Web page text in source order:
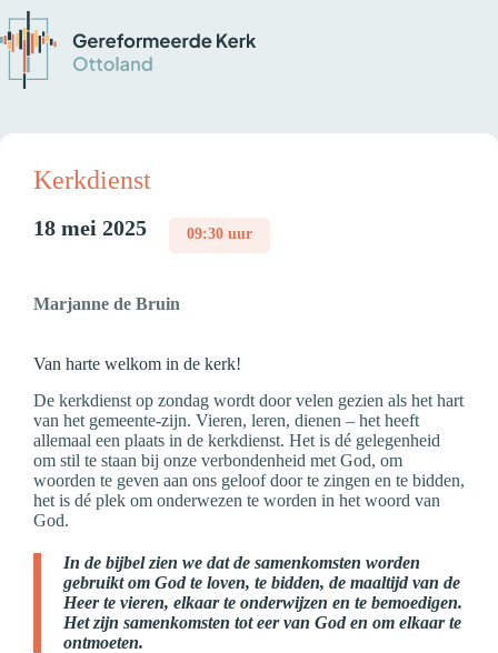
Kerkdienst
18 mei 2025 09:30 uur
Marjanne de Bruin
Van harte welkom in de kerk!
De kerkdienst op zondag wordt door velen gezien als het hart
van het gemeente-zijn. Vieren, leren, dienen – het heeft
allemaal een plaats in de kerkdienst. Het is dé gelegenheid
om stil te staan bij onze verbondenheid met God, om
woorden te geven aan ons geloof door te zingen en te bidden,
het is dé plek om onderwezen te worden in het woord van
God.
In de bijbel zien we dat de samenkomsten worden
gebruikt om God te loven, te bidden, de maaltijd van de
Heer te vieren, elkaar te onderwijzen en te bemoedigen.
Het zijn samenkomsten tot eer van God en om elkaar te
ontmoeten.